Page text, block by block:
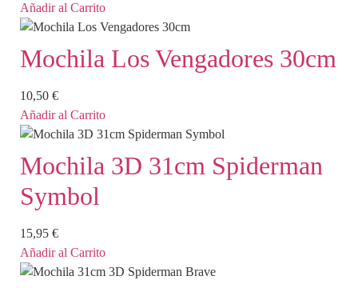
Añadir al Carrito
Mochila Los Vengadores 30cm
10,50 €
Añadir al Carrito
Mochila 3D 31cm Spiderman
Symbol
15,95 €
Añadir al Carrito